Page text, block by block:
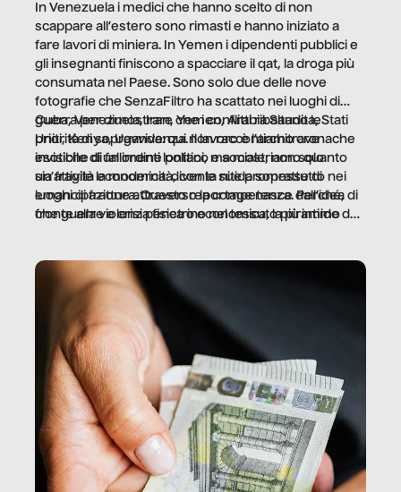
In Venezuela i medici che hanno scelto di non
scappare all’estero sono rimasti e hanno iniziato a
fare lavori di miniera. In Yemen i dipendenti pubblici e
gli insegnanti finiscono a spacciare il qat, la droga più
consumata nel Paese. Sono solo due delle nove
fotografie che SenzaFiltro ha scattato nei luoghi di
guerra per dimostrare che i conflitti ribaltano le
priorità di sopravvivenza. Il lavoro è l’architrave
invisibile di un ordine politico e sociale, non solo
un’attività economica: diventa nitida soprattutto nei
luoghi di frattura. Questo reportage nasce dall’idea
che guerre e crisi penetrino nel tessuto più intimo
Cuba, Venezuela, Iran, Yemen, Arabia Saudita, Stati
Uniti, Kenya, Uganda: qui non raccontiamo cronache
esotiche di fallimenti lontani, ma mostriamo quanto
sia fragile la modernità, con le sue promesse di
emancipazione attraverso la competenza. Perché, di
fronte alla violenza fisica o economica, la piramide del